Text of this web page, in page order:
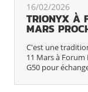
16/02/2026
TRIONYX À
MARS
C'est une
11 Mars à
G50 pour